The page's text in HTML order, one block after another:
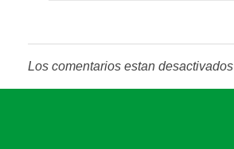
Los comentarios estan desactivados